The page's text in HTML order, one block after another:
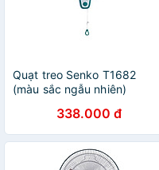
Quạt treo Senko T1682
(màu sắc ngẫu nhiên)
338.000 đ